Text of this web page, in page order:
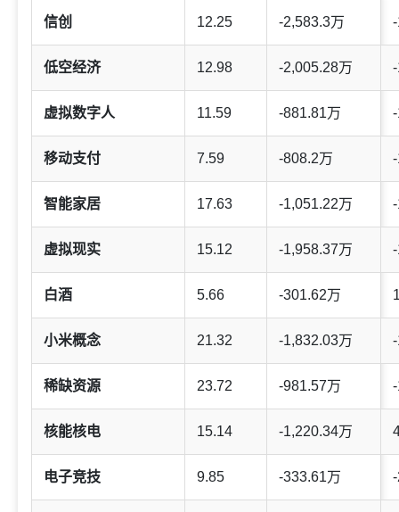
信创 12.25 -2,583.3万
低空经济 12.98 -2,005.28万
虚拟数字人 11.59 -881.81万
移动支付 7.59 -808.2万
智能家居 17.63 -1,051.22万
虚拟现实 15.12 -1,958.37万
白酒 5.66 -301.62万
小米概念 21.32 -1,832.03万
稀缺资源 23.72 -981.57万
核能核电 15.14 -1,220.34万
电子竞技 9.85 -333.61万